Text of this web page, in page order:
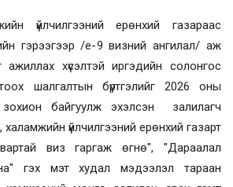
үйлчилгээний ерөнхий газараас
гэрээгээр /е-9 визний ангилал/ аж
ажиллах хүсэлтэй иргэдийн солонгос
шалгалтын бүртгэлийг 2026 оны
зохион байгуулж эхэлсэн залилагч
халамжийн үйлчилгээний ерөнхий газарт
виз гаргаж өгнө", "Дараалал
гэх мэт худал мэдээлэл тараан